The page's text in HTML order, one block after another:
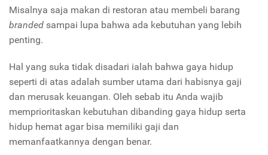
Misalnya saja makan di restoran atau membeli barang
branded sampai lupa bahwa ada kebutuhan yang lebih
penting.
Hal yang suka tidak disadari ialah bahwa gaya hidup
seperti di atas adalah sumber utama dari habisnya gaji
dan merusak keuangan. Oleh sebab itu Anda wajib
memprioritaskan kebutuhan dibanding gaya hidup serta
hidup hemat agar bisa memiliki gaji dan
memanfaatkannya dengan benar.